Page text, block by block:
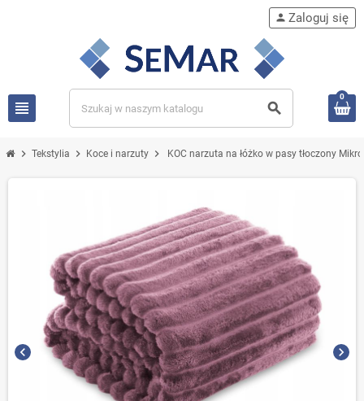
view_headline search
person Zaloguj się
0
chevron_right Tekstylia chevron_right Koce i narzuty chevron_right KOC narzuta na łóżko w pasy tłoczony
chevron_left chevron_right